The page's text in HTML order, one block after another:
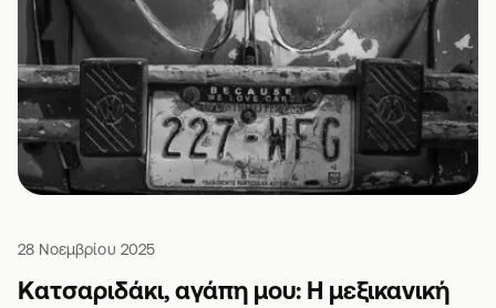
28 Νοεμβρίου 2025
Κατσαριδάκι, αγάπη μου: Η μεξικανική